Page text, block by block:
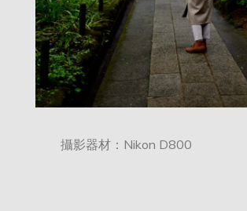
攝影器材：Nikon D800